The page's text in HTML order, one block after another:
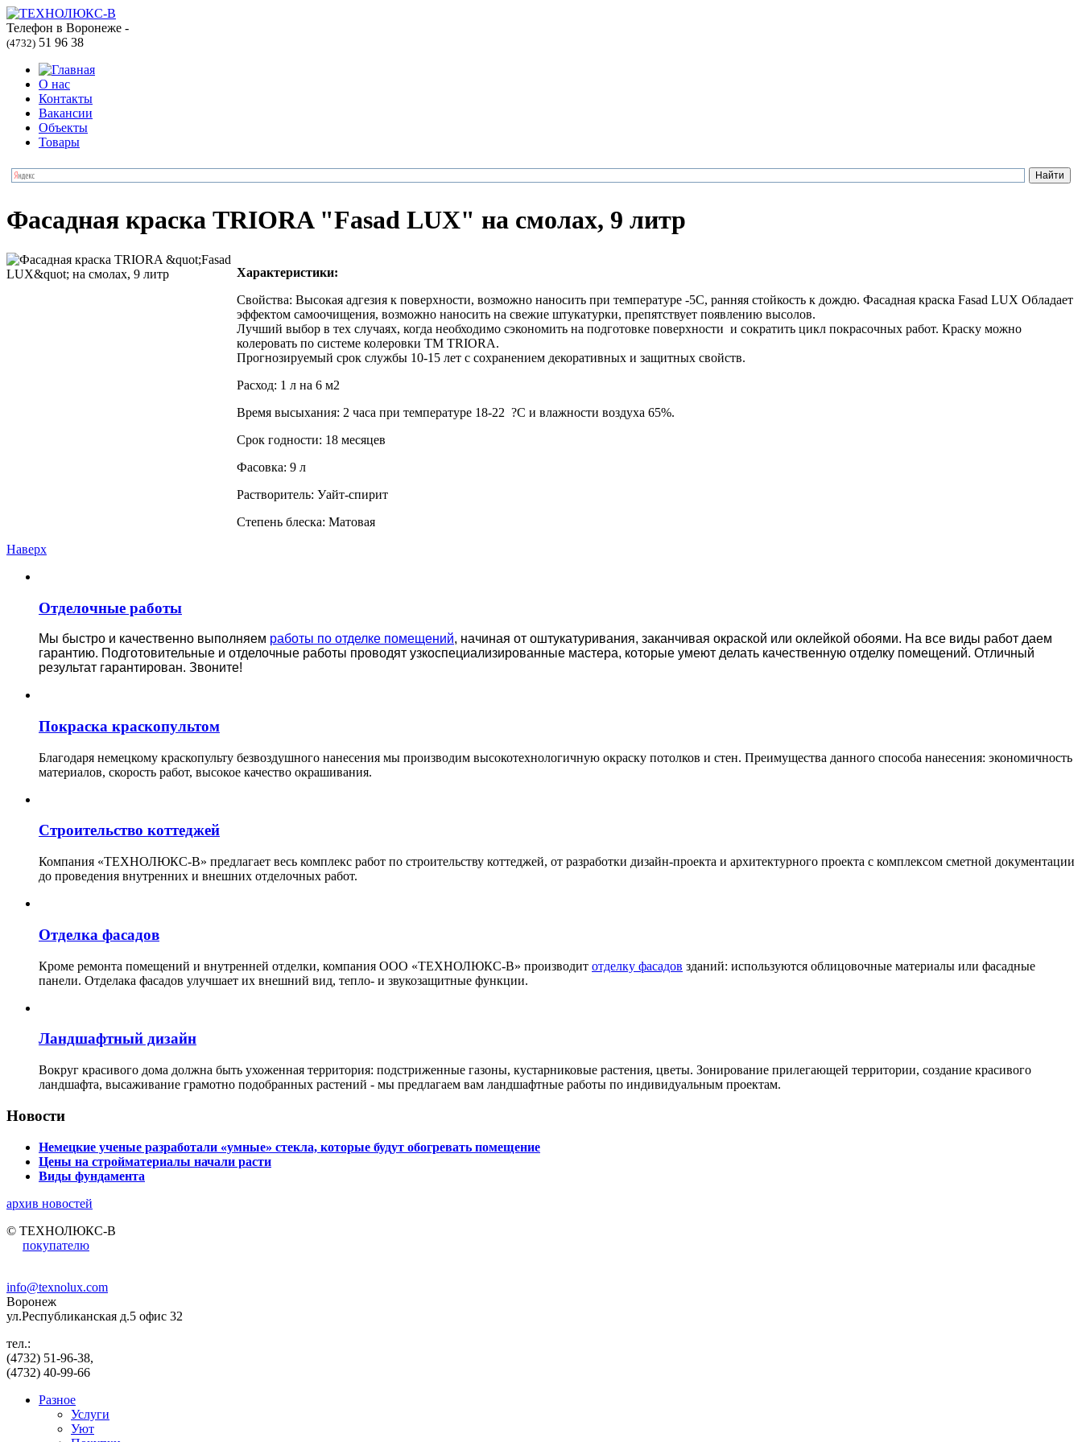
Телефон в Воронеже -
(4732) 51 96 38
О нас
Контакты
Вакансии
Объекты
Товары
Фасадная краска TRIORA "Fasad LUX" на смолах, 9 литр
Характеристики:
Свойства: Высокая адгезия к поверхности, возможно наносить при температуре -5С, ранняя стойкость к дождю. Фасадная краска Fasad LUX Обладает
эффектом самоочищения, возможно наносить на свежие штукатурки, препятствует появлению высолов.
Лучший выбор в тех случаях, когда необходимо сэкономить на подготовке поверхности и сократить цикл покрасочных работ. Краску можно
колеровать по системе колеровки TM TRIORA.
Прогнозируемый срок службы 10-15 лет с сохранением декоративных и защитных свойств.
Расход: 1 л на 6 м2
Время высыхания: 2 часа при температуре 18-22 ?С и влажности воздуха 65%.
Срок годности: 18 месяцев
Фасовка: 9 л
Растворитель: Уайт-спирит
Степень блеска: Матовая
Наверх
Отделочные работы
Мы быстро и качественно выполняем работы по отделке помещений, начиная от оштукатуривания, заканчивая окраской или оклейкой обоями. На все виды работ даем
гарантию. Подготовительные и отделочные работы проводят узкоспециализированные мастера, которые умеют делать качественную отделку помещений. Отличный
результат гарантирован. Звоните!
Покраска краскопультом
Благодаря немецкому краскопульту безвоздушного нанесения мы производим высокотехнологичную окраску потолков и стен. Преимущества данного способа нанесения: экономичность
материалов, скорость работ, высокое качество окрашивания.
Строительство коттеджей
Компания «ТЕХНОЛЮКС-В» предлагает весь комплекс работ по строительству коттеджей, от разработки дизайн-проекта и архитектурного проекта с комплексом сметной документации
до проведения внутренних и внешних отделочных работ.
Отделка фасадов
Кроме ремонта помещений и внутренней отделки, компания ООО «ТЕХНОЛЮКС-В» производит отделку фасадов зданий: используются облицовочные материалы или фасадные
панели. Отделака фасадов улучшает их внешний вид, тепло- и звукозащитные функции.
Ландшафтный дизайн
Вокруг красивого дома должна быть ухоженная территория: подстриженные газоны, кустарниковые растения, цветы. Зонирование прилегающей территории, создание красивого
ландшафта, высаживание грамотно подобранных растений - мы предлагаем вам ландшафтные работы по индивидуальным проектам.
Новости
Немецкие ученые разработали «умные» стекла, которые будут обогревать помещение
Цены на стройматериалы начали расти
Виды фундамента
архив новостей
© ТЕХНОЛЮКС-В
покупателю
info@texnolux.com
Воронеж
ул.Республиканская д.5 офис 32
тел.:
(4732) 51-96-38,
(4732) 40-99-66
Разное
Услуги
Уют